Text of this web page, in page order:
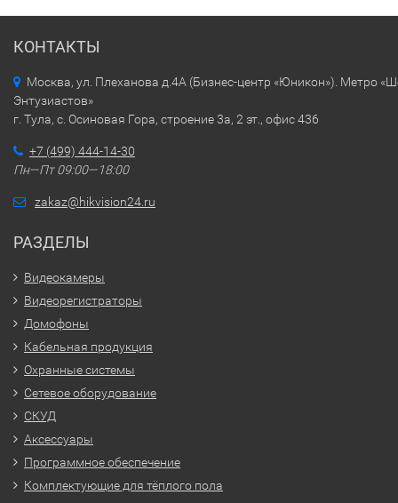
КОНТАКТЫ
Москва, ул. Плеханова д.4А (Бизнес-центр «Юникон»). Метро
Энтузиастов»
г. Тула, с. Осиновая Гора, строение 3а, 2 эт., офис 436
+7 (499) 444-14-30
Пн—Пт 09:00—18:00
zakaz@hikvision24.ru
РАЗДЕЛЫ
Видеокамеры
Видеорегистраторы
Домофоны
Кабельная продукция
Охранные системы
Сетевое оборудование
СКУД
Аксессуары
Программное обеспечение
Комплектующие для тёплого пола